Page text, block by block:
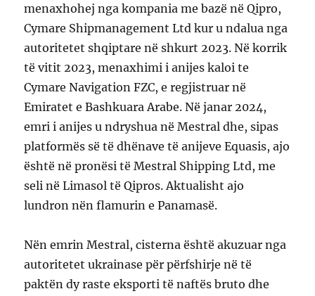
menaxhohej nga kompania me bazë në Qipro,
Cymare Shipmanagement Ltd kur u ndalua nga
autoritetet shqiptare në shkurt 2023. Në korrik
të vitit 2023, menaxhimi i anijes kaloi te
Cymare Navigation FZC, e regjistruar në
Emiratet e Bashkuara Arabe. Në janar 2024,
emri i anijes u ndryshua në Mestral dhe, sipas
platformës së të dhënave të anijeve Equasis, ajo
është në pronësi të Mestral Shipping Ltd, me
seli në Limasol të Qipros. Aktualisht ajo
lundron nën flamurin e Panamasë.
Nën emrin Mestral, cisterna është akuzuar nga
autoritetet ukrainase për përfshirje në të
paktën dy raste eksporti të naftës bruto dhe